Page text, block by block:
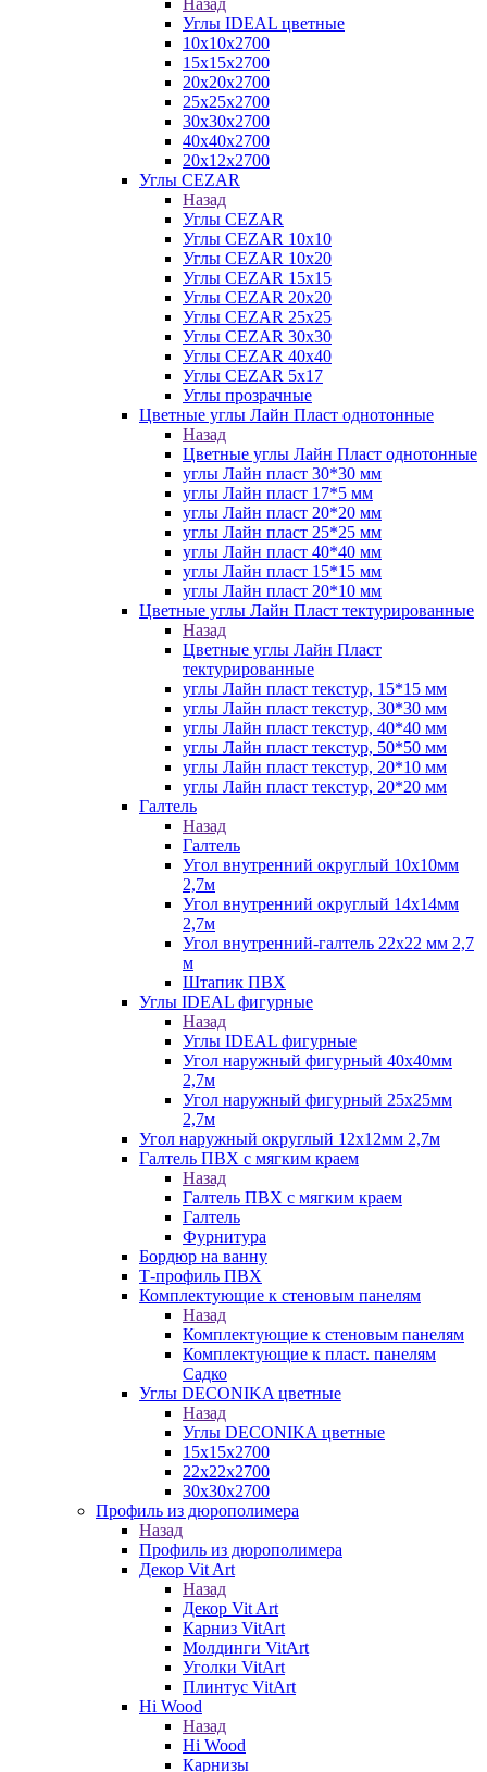
Назад
Углы IDEAL цветные
10х10х2700
15х15х2700
20х20х2700
25х25х2700
30х30х2700
40х40х2700
20х12х2700
Углы CEZAR
Назад
Углы CEZAR
Углы CEZAR 10х10
Углы CEZAR 10х20
Углы CEZAR 15х15
Углы CEZAR 20х20
Углы CEZAR 25х25
Углы CEZAR 30х30
Углы CEZAR 40х40
Углы CEZAR 5х17
Углы прозрачные
Цветные углы Лайн Пласт однотонные
Назад
Цветные углы Лайн Пласт однотонные
углы Лайн пласт 30*30 мм
углы Лайн пласт 17*5 мм
углы Лайн пласт 20*20 мм
углы Лайн пласт 25*25 мм
углы Лайн пласт 40*40 мм
углы Лайн пласт 15*15 мм
углы Лайн пласт 20*10 мм
Цветные углы Лайн Пласт тектурированные
Назад
Цветные углы Лайн Пласт
тектурированные
углы Лайн пласт текстур, 15*15 мм
углы Лайн пласт текстур, 30*30 мм
углы Лайн пласт текстур, 40*40 мм
углы Лайн пласт текстур, 50*50 мм
углы Лайн пласт текстур, 20*10 мм
углы Лайн пласт текстур, 20*20 мм
Галтель
Назад
Галтель
Угол внутренний округлый 10х10мм
2,7м
Угол внутренний округлый 14х14мм
2,7м
Угол внутренний-галтель 22х22 мм 2,7
м
Штапик ПВХ
Углы IDEAL фигурные
Назад
Углы IDEAL фигурные
Угол наружный фигурный 40х40мм
2,7м
Угол наружный фигурный 25х25мм
2,7м
Угол наружный округлый 12х12мм 2,7м
Галтель ПВХ с мягким краем
Назад
Галтель ПВХ с мягким краем
Галтель
Фурнитура
Бордюр на ванну
Т-профиль ПВХ
Комплектующие к стеновым панелям
Назад
Комплектующие к стеновым панелям
Комплектующие к пласт. панелям
Садко
Углы DECONIKA цветные
Назад
Углы DECONIKA цветные
15х15х2700
22х22х2700
30х30х2700
Профиль из дюрополимера
Назад
Профиль из дюрополимера
Декор Vit Art
Назад
Декор Vit Art
Карниз VitArt
Молдинги VitArt
Уголки VitArt
Плинтус VitArt
Hi Wood
Назад
Hi Wood
Карнизы